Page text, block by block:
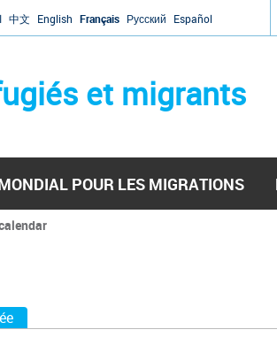
中文 English Français Русский Español
et migrants
POUR LES MIGRATIONS